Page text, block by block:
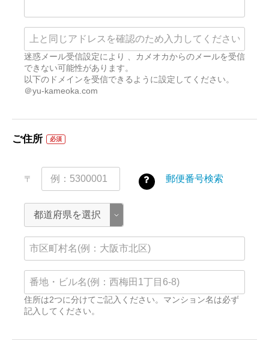
迷惑メール受信設定により 、カメオカからのメールを受信
できない可能性があります。
以下のドメインを受信できるように設定してください。
＠yu-kameoka.com
ご住所 必須
〒 郵便番号検索
住所は2つに分けてご記入ください。マンション名は必ず
記入してください。